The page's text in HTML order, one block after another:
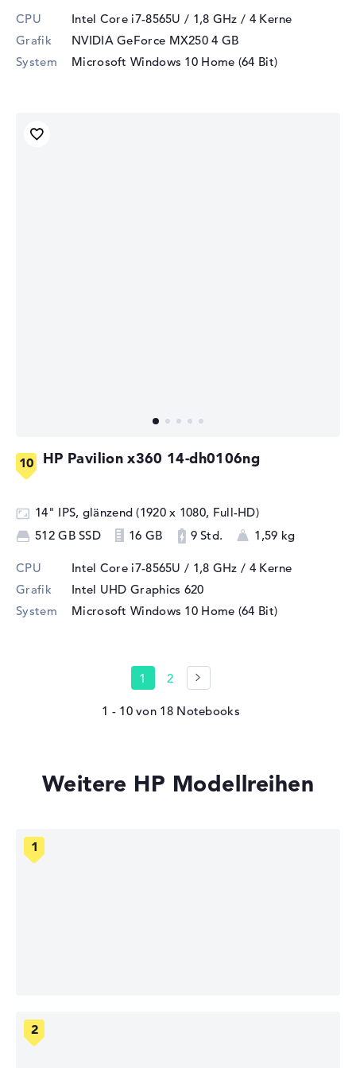
CPU Intel Core i7-8565U / 1,8 GHz / 4 Kerne
Grafik
NVIDIA GeForce MX250 4 GB
System
Microsoft Windows 10 Home (64 Bit)
HP Pavilion x360 14-dh0106ng
14" IPS, glänzend (1920 x 1080, Full-HD)
512 GB SSD
16 GB 9 Std. 1,59 kg
CPU Intel Core i7-8565U / 1,8 GHz / 4 Kerne
Grafik
Intel UHD Graphics 620
System
Microsoft Windows 10 Home (64 Bit)
1 2
1 - 10von 18
Weitere HP Modellreihen